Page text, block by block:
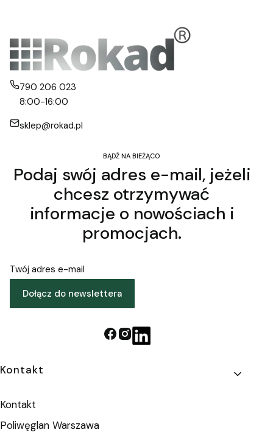
790 206 023
8:00-16:00
sklep@rokad.pl
BĄDŹ NA BIEŻĄCO
Podaj swój adres e-mail, jeżeli
chcesz otrzymywać
informacje o nowościach i
promocjach.
Twój adres e-mail
Dołącz do newslettera
Linki w stopce
Kontakt
Kontakt
Poliwęglan Warszawa